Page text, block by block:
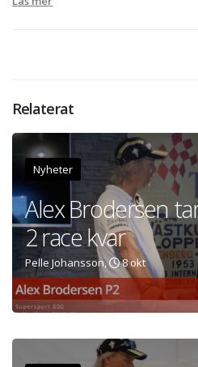
Relaterat
Nyheter
Alex Brodersen
2 race kvar
Pelle Johansson, 8 okt